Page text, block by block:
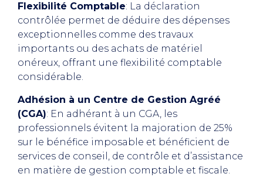
Flexibilité Comptable: La déclaration
contrôlée permet de déduire des dépenses
exceptionnelles comme des travaux
importants ou des achats de matériel
onéreux, offrant une flexibilité comptable
considérable.
Adhésion à un Centre de Gestion Agréé
(CGA): En adhérant à un CGA, les
professionnels évitent la majoration de 25%
sur le bénéfice imposable et bénéficient de
services de conseil, de contrôle et d’assistance
en matière de gestion comptable et fiscale.